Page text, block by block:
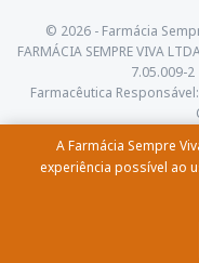
© 2026 - Farmácia
FARMÁCIA SEMPRE VIVA
7.05.009-2
Farmacêutica
(35) 3622-5658 |
A Farmácia Sempre
experiência possível ao